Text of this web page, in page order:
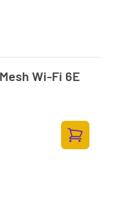
Wi-Fi 6E